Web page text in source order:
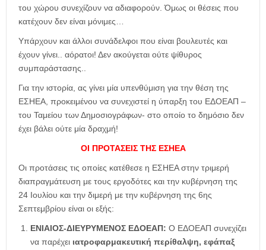
του χώρου συνεχίζουν να αδιαφορούν. Όμως οι θέσεις που
κατέχουν δεν είναι μόνιμες…
Υπάρχουν και άλλοι συνάδελφοι που είναι βουλευτές και
έχουν γίνει.. αόρατοι! Δεν ακούγεται ούτε ψίθυρος
συμπαράστασης..
Για την ιστορία, ας γίνει μία υπενθύμιση για την θέση της
ΕΣΗΕΑ, προκειμένου να συνεχιστεί η ύπαρξη του ΕΔΟΕΑΠ –
του Ταμείου των Δημοσιογράφων- στο οποίο το δημόσιο δεν
έχει βάλει ούτε μία δραχμή!
ΟΙ ΠΡΟΤΑΣΕΙΣ ΤΗΣ ΕΣΗΕΑ
Οι προτάσεις τις οποίες κατέθεσε η ΕΣΗΕΑ στην τριμερή
διαπραγμάτευση με τους εργοδότες και την κυβέρνηση της
24 Ιουλίου και την διμερή με την κυβέρνηση της 6ης
Σεπτεμβρίου είναι οι εξής:
ΕΝΙΑΙΟΣ-ΔΙΕΥΡΥΜΕΝΟΣ ΕΔΟΕΑΠ: Ο ΕΔΟΕΑΠ συνεχίζει
να παρέχει ιατροφαρμακευτική περίθαλψη, εφάπαξ